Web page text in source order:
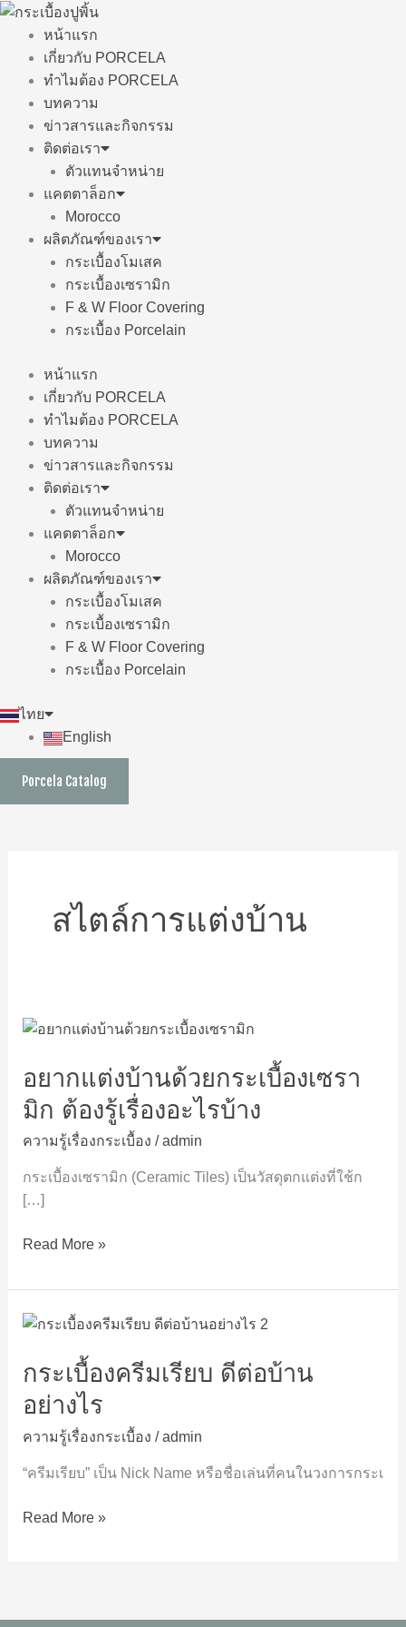
Skip
content
หน้าแรก
เกี่ยวกับ PORCELA
ทำไมต้อง PORCELA
บทความ
ข่าวสารและกิจกรรม
ติดต่อเรา
ตัวแทนจำหน่าย
แคตตาล็อก
Morocco
ผลิตภัณฑ์ของเรา
กระเบื้องโมเสค
กระเบื้องเซรามิก
F & W Floor Covering
กระเบื้อง Porcelain
หน้าแรก
เกี่ยวกับ PORCELA
ทำไมต้อง PORCELA
บทความ
ข่าวสารและกิจกรรม
ติดต่อเรา
ตัวแทนจำหน่าย
แคตตาล็อก
Morocco
ผลิตภัณฑ์ของเรา
กระเบื้องโมเสค
กระเบื้องเซรามิก
F & W Floor Covering
กระเบื้อง Porcelain
ไทย
English
Porcela Catalog
สไตล์การแต่งบ้าน
อยากแต่งบ้านด้วยกระเบื้องเซรา
มิก ต้องรู้เรื่องอะไรบ้าง
ความรู้เรื่องกระเบื้อง /admin
กระเบื้องเซรามิก (Ceramic Tiles) เป็นวัสดุตกแต่งที่ใช้ก
[…]
อยาก
บ้าน
กระเบื้อง
เซ
มิก
ต้อง
เรื่อง
Read More »
กระเบื้องครีมเรียบ ดีต่อบ้าน
อย่างไร
ความรู้เรื่องกระเบื้อง /admin
“ครีมเรียบ” เป็น Nick Name หรือชื่อเล่นที่คนในวงการกระเ
กระเบื้อง
เรียบ
ต่อ
บ้าน
Read More »